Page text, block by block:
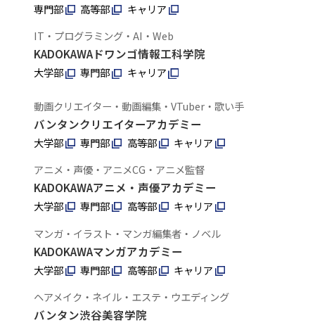
専門部 高等部
キャリア
IT・プログラミング・AI・Web
KADOKAWAドワンゴ情報工科学院
大学部 専門部 キャリア
動画クリエイター・動画編集・VTuber・歌い手
バンタンクリエイターアカデミー
大学部 専門部 高等部
キャリア
アニメ・声優・アニメCG・アニメ監督
KADOKAWAアニメ・声優アカデミー
大学部 専門部 高等部
キャリア
マンガ・イラスト・マンガ編集者・ノベル
KADOKAWAマンガアカデミー
大学部 専門部 高等部
キャリア
ヘアメイク・ネイル・エステ・ウエディング
バンタン渋谷美容学院